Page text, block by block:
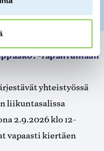
tapahtumaan
yhteistyössä
liikuntasalissa
2.9.2026 klo 12-
vapaasti kiertäen